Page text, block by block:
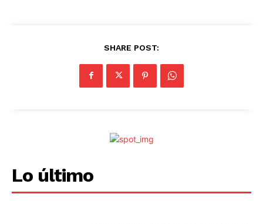
SHARE POST:
Lo último